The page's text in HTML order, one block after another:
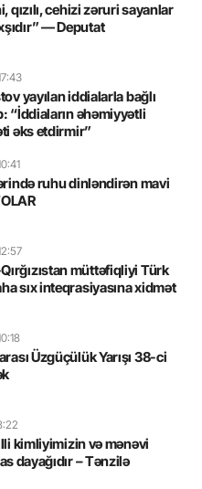
qızılı, cehizi zəruri sayanlar
— Deputat
yayılan iddialarla bağlı
“İddiaların əhəmiyyətli
əks etdirmir”
ruhu dinləndirən mavi
müttəfiqliyi Türk
sıx inteqrasiyasına xidmət
Üzgüçülük Yarışı 38-ci
kimliyimizin və mənəvi
dayağıdır – Tənzilə